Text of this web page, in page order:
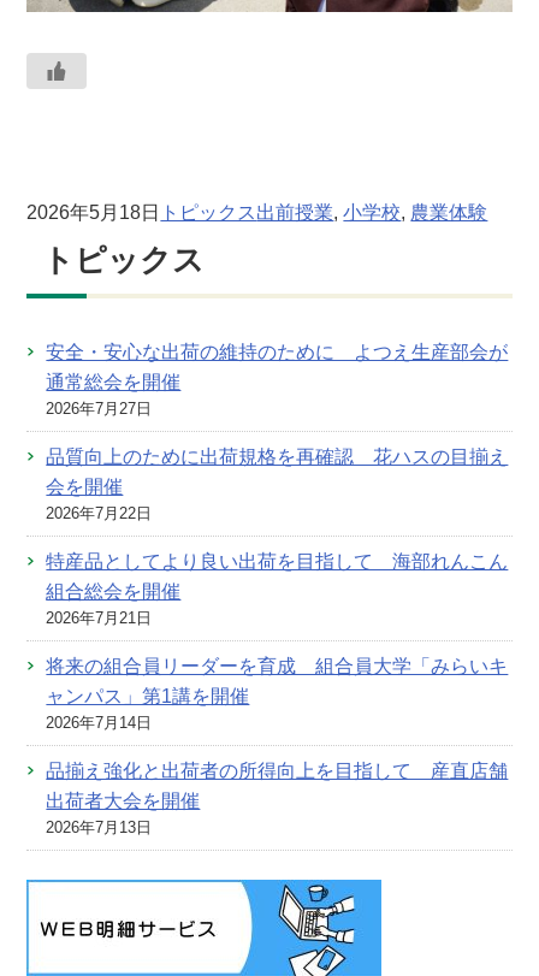
2026年5月18日 トピックス出前授業, 小学校, 農業体験
トピックス
安全・安心な出荷の維持のために よつえ生産部会が
通常総会を開催
2026年7月27日
品質向上のために出荷規格を再確認 花ハスの目揃え
会を開催
2026年7月22日
特産品としてより良い出荷を目指して 海部れんこん
組合総会を開催
2026年7月21日
将来の組合員リーダーを育成 組合員大学「みらいキ
ャンパス」第1講を開催
2026年7月14日
品揃え強化と出荷者の所得向上を目指して 産直店舗
出荷者大会を開催
2026年7月13日